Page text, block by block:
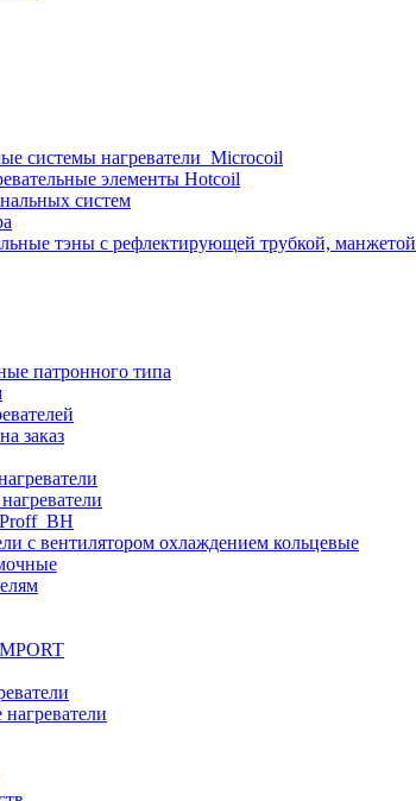
системы нагреватели_Microcoil
элементы Hotcoil
систем
тэны с рефлектирующей трубкой, манжетой
патронного типа
заказ
с вентилятором охлаждением кольцевые